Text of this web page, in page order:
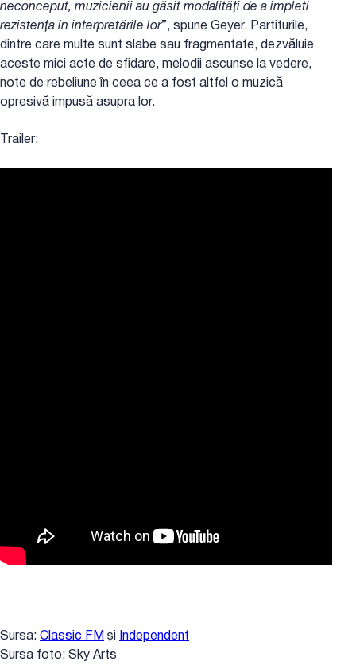
neconceput, muzicienii au găsit modalități de a împleti
rezistența în interpretările lor”, spune Geyer. Partiturile,
dintre care multe sunt slabe sau fragmentate, dezvăluie
aceste mici acte de sfidare, melodii ascunse la vedere,
note de rebeliune în ceea ce a fost altfel o muzică
opresivă impusă asupra lor.
Trailer:
Sursa: Classic FM și
Independent
Sursa foto: Sky Arts